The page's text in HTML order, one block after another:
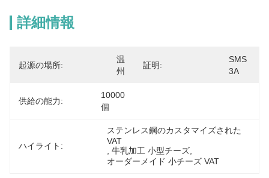
詳細情報
起源の場所:
温
州
証明:
SMS
3A
供給の能力:
10000
個
ハイライト:
ステンレス鋼のカスタマイズされた
VAT
, 牛乳加工 小型チーズ
オーダーメイド 小チーズ VAT